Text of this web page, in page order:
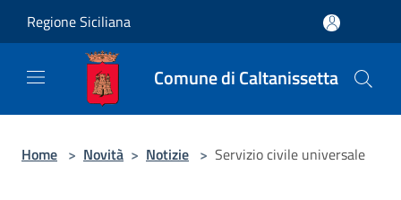
Regione Siciliana
Comune di Caltanissetta
Home > Novità > Notizie > Servizio civile universale